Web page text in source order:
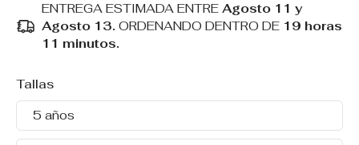
ENTREGA ESTIMADA ENTRE Agosto 11 y
Agosto 13. ORDENANDO DENTRO DE 19 horas
11 minutos.
Tallas
5 años